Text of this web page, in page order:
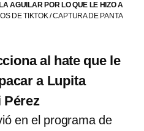
AGUILAR POR LO QUE LE HIZO A
DE TIKTOK / CAPTURA DE PANTA
al hate que le
a Lupita
Pérez
en el programa de